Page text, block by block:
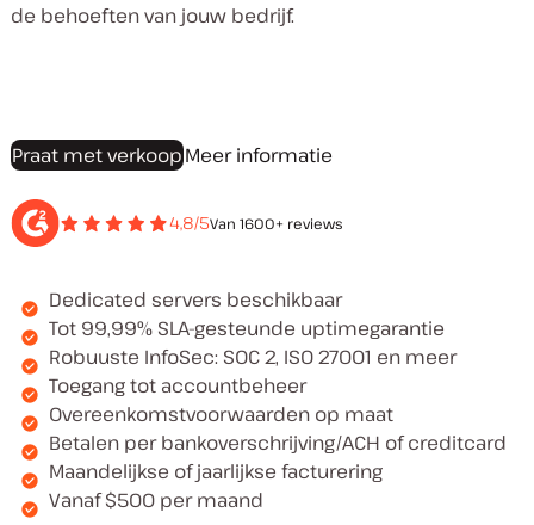
de behoeften van jouw bedrijf.
Praat met verkoopMeer informatie
4,8/5Van 1600+ reviews
Dedicated servers beschikbaar
Tot 99,99% SLA-gesteunde uptimegarantie
Robuuste InfoSec: SOC 2, ISO 27001 en meer
Toegang tot accountbeheer
Overeenkomstvoorwaarden op maat
Betalen per bankoverschrijving/ACH of creditcard
Maandelijkse of jaarlijkse facturering
Vanaf $500 per maand